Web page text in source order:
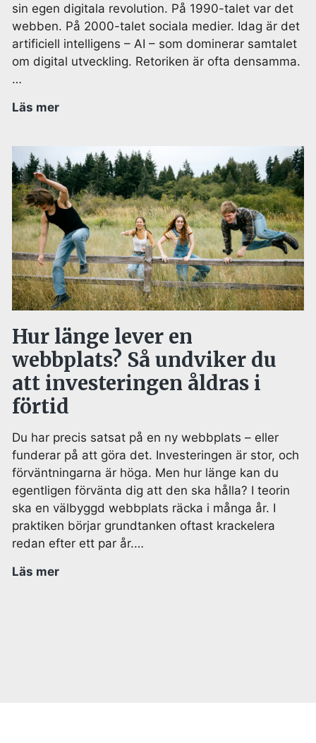
sin egen digitala revolution. På 1990-talet var det
webben. På 2000-talet sociala medier. Idag är det
artificiell intelligens – AI – som dominerar samtalet
om digital utveckling. Retoriken är ofta densamma.
…
Läs mer
Hur länge lever en
webbplats? Så undviker du
att investeringen åldras i
förtid
Du har precis satsat på en ny webbplats – eller
funderar på att göra det. Investeringen är stor, och
förväntningarna är höga. Men hur länge kan du
egentligen förvänta dig att den ska hålla? I teorin
ska en välbyggd webbplats räcka i många år. I
praktiken börjar grundtanken oftast krackelera
redan efter ett par år.…
Läs mer